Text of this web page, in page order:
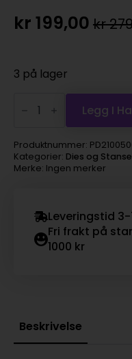
kr
Opprinnelig
var:
kr 279,00.
kr 199,00
Nåværende
er:
kr 199,00.
3 på lager
slimline
antall
Legg I
Produktnummer:
Kategorier: Dies og
Merke: Ingen merker
Leveringstid
Fri frakt på
1000 kr
Beskrivelse